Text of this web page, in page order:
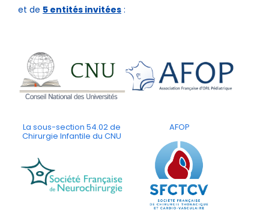
et de 5 entités invitées :
La sous-section 54.02 de
Chirurgie Infantile du CNU
AFOP